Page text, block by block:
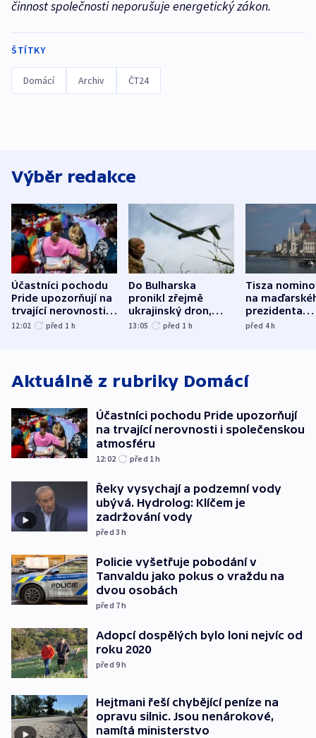
činnost společnosti neporušuje energetický zákon.
ŠTÍTKY
Domácí Archiv ČT24
Výběr redakce
Účastníci pochodu
Pride upozorňují na
trvající nerovnosti i
společenskou
12:02 před 1 h
Do Bulharska
pronikl zřejmě
ukrajinský dron,
explodoval kilometr
13:05 před 1 h
Tisza
na
prezidenta
bývalého
před 4h
Aktuálně z rubriky Domácí
Účastníci pochodu Pride upozorňují
na trvající nerovnosti i společenskou
atmosféru
12:02 před 1h
Řeky vysychají a podzemní vody
ubývá. Hydrolog: Klíčem je
zadržování vody
před 3h
Policie vyšetřuje pobodání v
Tanvaldu jako pokus o vraždu na
dvou osobách
před 7h
Adopcí dospělých bylo loni nejvíc od
roku 2020
před 9h
Hejtmani řeší chybějící peníze na
opravu silnic. Jsou nenárokové,
namítá ministerstvo